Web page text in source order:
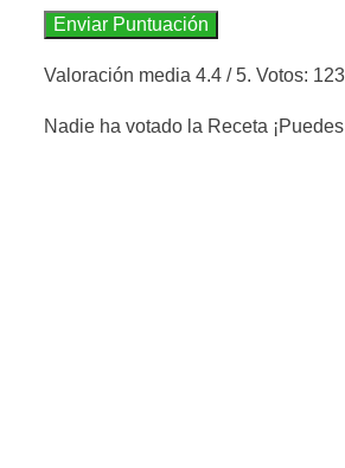
Enviar Puntuación
Valoración media 4.4 / 5. Votos: 123
Nadie ha votado la Receta